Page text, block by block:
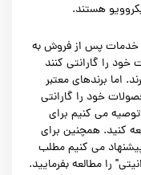
هستند.
خدمات پس از فروش به
را گارانتی کنند
اما برندهای معتبر
خود را گارانتی
می کنیم برای
کنید. همچنین برای
می کنیم مطلب
را مطالعه بفرمایید.